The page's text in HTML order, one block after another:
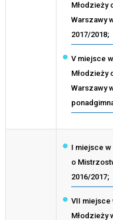
Młodzieży
Warszawy
2017/2018;
V miejsce
Młodzieży
Warszawy
I miejsce
o
2016/2017;
VII miejsce
Młodzieży